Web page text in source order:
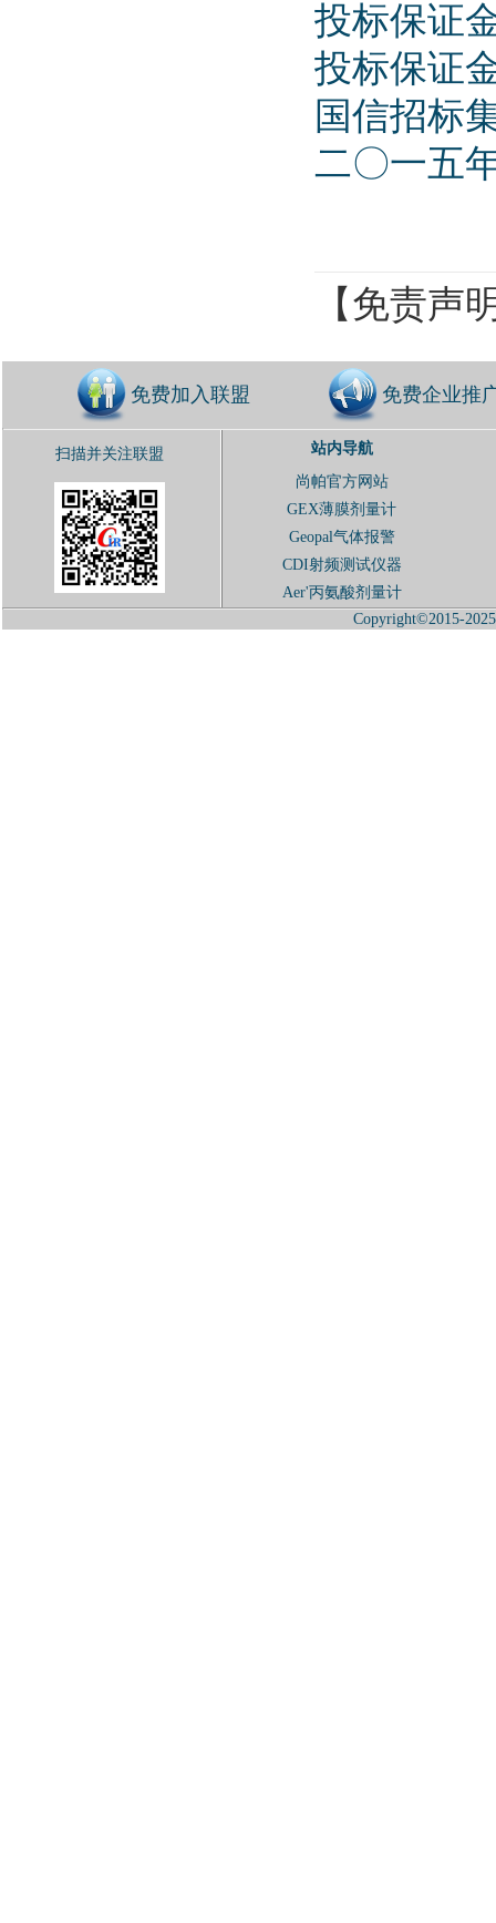
投标保证
投标保证
国信招标
二〇一五
【免责声
免费加入联盟 免费企业推
扫描并关注联盟
站内导航
尚帕官方网站
GEX薄膜剂量计
Geopal气体报警
CDI射频测试仪器
Aer'丙氨酸剂量计
Copyright©2015-